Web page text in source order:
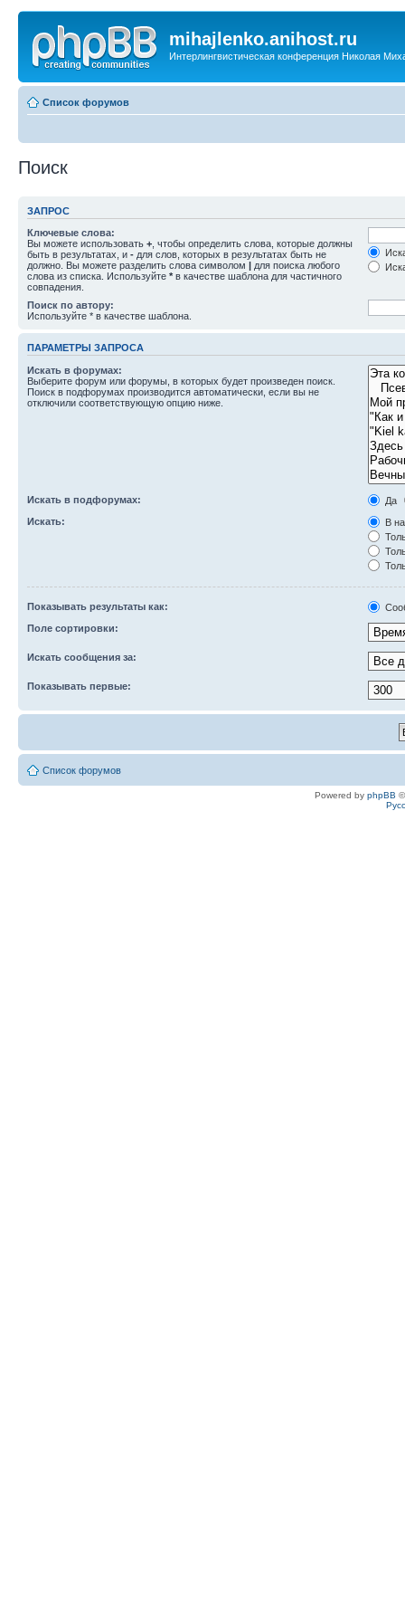
mihajlenko.anihost.ru
Интерлингвистическая конференция Николая
Список форумов
Поиск
ЗАПРОС
Ключевые слова:
Вы можете использовать + , чтобы определить слова, которые должны
быть в результатах, и - для слов, которых в результатах быть не
должно. Вы можете разделить слова символом | для поиска любого
слова из списка. Используйте * в качестве шаблона для частичного
совпадения.
Поиск по автору:
Используйте * в качестве шаблона.
ПАРАМЕТРЫ ЗАПРОСА
Искать в форумах:
Выберите форум или форумы, в которых будет произведен поиск.
Поиск в подфорумах производится автоматически, если вы не
отключили соответствующую опцию ниже.
Искать в подфорумах:
Да
Искать:
В
Показывать результаты как:
Поле сортировки:
Искать сообщения за:
Показывать первые:
Список форумов
Powered by phpBB